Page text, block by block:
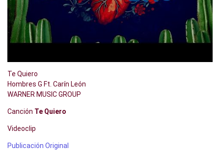
Te Quiero
Hombres G Ft. Carín León
WARNER MUSIC GROUP
Canción Te Quiero
Videoclip
Publicación Original